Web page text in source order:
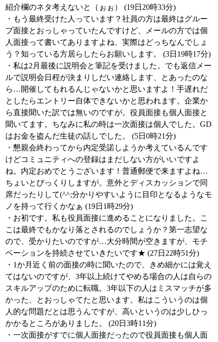
紹介欄のネタ考えないと（ぉぉ） (19日20時33分)
・もう最終受けた人っています？社員の方は最終はグルー
プ面接とおっしゃっていたんですけど、メールの方では個
人面接って書いてありますよね、実際はどっちなんでしょ
う？知っている方居らしたらお願いします。 (3日19時17分)
・私は2月最後に説明会と筆記を受けました。でも返信メー
ルで説明会日程が決まりしだい連絡します、とあったのな
ら…開催してもれるんじゃないかと思いますよ！手遅れだ
としたらエントリー自体できないかと思われます。企業か
ら直接聞いた訳では無いのですが。役員面接も個人面接と
聞いてます。ちなみに私の時は一次面接は個人でした。GD
はお金を盗んだ生徒の話しでした。 (5日0時21分)
・懇親会終わってから内定受諾しようか考えているんです
けどコミュニティへの登録はまだしない方がいいですよ
ね。内定おめでとうございます！普通郵便で来ますよね…
ちょいとびっくりしますが。意外とディスカッションで同
席だったりして(^^;分かりやすいように目印となるようなモ
ノを持って行くかなぁ (19日1時29分)
・お初です。私も役員面接に進めることになりました。こ
こは最終でもかなり落とされるのでしょうか？第一志望な
ので、受かりたいのですが…大分時間が空きますが、モチ
ベーションを持続させていきたいです★ (27日22時51分)
・1か月近く前の面接の時に聞いたので、きめ細かには覚え
てはないのですが、3年以上続けてやめる場合の人は自らの
スキルアップのために転職。3年以下の人はミスマッチが多
かった、とおっしゃてたと思います。私はこういうのは個
人的な問題だとは思うんですが、高いというのは少しひっ
かかるところがありました。 (20日3時11分)
・一次面接がすでに個人面接だったので役員面接も個人面